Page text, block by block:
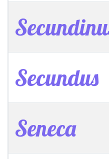
Secundus
Seneca